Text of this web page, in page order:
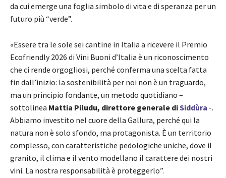
da cui emerge una foglia simbolo di vita e di speranza per un
futuro più “verde”.
«Essere tra le sole sei cantine in Italia a ricevere il Premio
Ecofriendly 2026 di Vini Buoni d’Italia è un riconoscimento
che ci rende orgogliosi, perché conferma una scelta fatta
fin dall’inizio: la sostenibilità per noi non è un traguardo,
ma un principio fondante, un metodo quotidiano –
sottolinea Mattia Piludu, direttore generale diSiddùra -.
Abbiamo investito nel cuore della Gallura, perché qui la
natura non è solo sfondo, ma protagonista. È un territorio
complesso, con caratteristiche pedologiche uniche, dove il
granito, il clima e il vento modellano il carattere dei nostri
vini. La nostra responsabilità è proteggerlo”.